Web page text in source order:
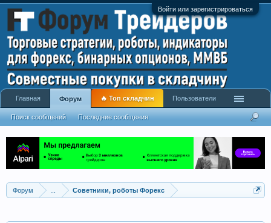
Войти или зарегистрироваться
Форум Советники, роботы Форекс
Главная Форум
Поиск сообщений Последние сообщения
🔥 Топ складчин Пользователи